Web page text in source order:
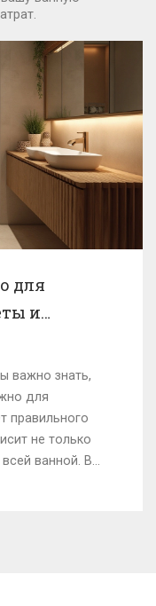
для
и
важно знать,
для
правильного
не только
ванной. В